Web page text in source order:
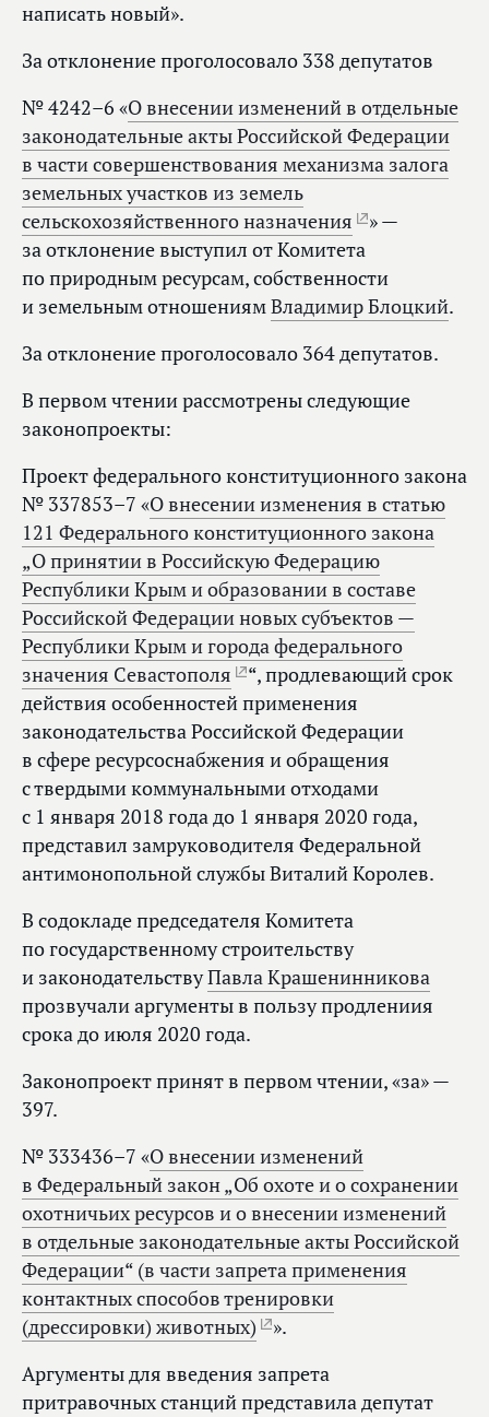
написать новый».
За отклонение проголосовало 338 депутатов
№ 4242–6 «О внесении изменений в отдельные
законодательные акты Российской Федерации
в части совершенствования механизма залога
земельных участков из земель
сельскохозяйственного назначения
» —
за отклонение выступил от Комитета
по природным ресурсам, собственности
и земельным отношениямВладимир Блоцкий.
За отклонение проголосовало 364 депутатов.
В первом чтении рассмотрены следующие
законопроекты:
Проект федерального конституционного закона
№ 337853–7 «О внесении изменения в статью
121 Федерального конституционного закона
„О принятии в Российскую Федерацию
Республики Крым и образовании в составе
Российской Федерации новых субъектов —
Республики Крым и города федерального
значения Севастополя
“, продлевающий срок
действия особенностей применения
законодательства Российской Федерации
в сфере ресурсоснабжения и обращения
с твердыми коммунальными отходами
с 1 января 2018 года до 1 января 2020 года,
представил замруководителя Федеральной
антимонопольной службы Виталий Королев.
В содокладе председателя Комитета
по государственному строительству
и законодательствуПавла Крашенинникова
прозвучали аргументы в пользу продлениия
срока до июля 2020 года.
Законопроект принят в первом чтении, «за» —
397.
№ 333436–7 «О внесении изменений
в Федеральный закон „Об охоте и о сохранении
охотничьих ресурсов и о внесении изменений
в отдельные законодательные акты Российской
Федерации“ (в части запрета применения
контактных способов тренировки
(дрессировки) животных)
».
Аргументы для введения запрета
притравочных станций представила депутат